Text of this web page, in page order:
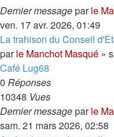
Dernier messageparle
ven. 17 avr. 2026, 01:49
La trahison du Conseil
parle Manchot Masqué »
Café Lug68
0 Réponses
10348 Vues
Dernier messageparle
sam. 21 mars 2026, 02:58